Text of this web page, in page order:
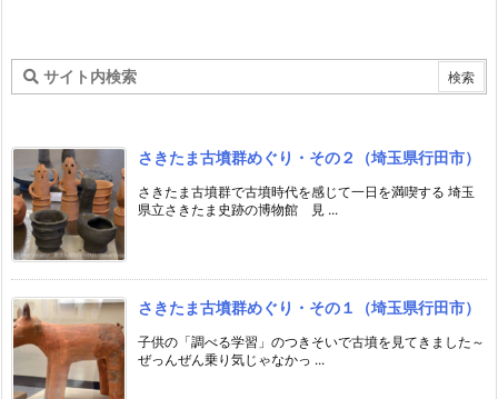
さきたま古墳群めぐり・その２（埼玉県行田市）
さきたま古墳群で古墳時代を感じて一日を満喫する 埼玉
県立さきたま史跡の博物館 見 ...
さきたま古墳群めぐり・その１（埼玉県行田市）
子供の「調べる学習」のつきそいで古墳を見てきました～
ぜっんぜん乗り気じゃなかっ ...